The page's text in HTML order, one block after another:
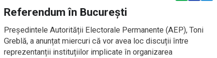
Referendum în București
Președintele Autorității Electorale Permanente (AEP), Toni
Greblă, a anunțat miercuri că vor avea loc discuții între
reprezentanții instituțiilor implicate în organizarea